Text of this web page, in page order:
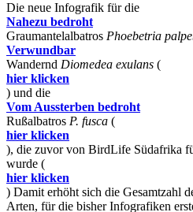
Die neue Infografik für die
Nahezu bedroht
Graumantelalbatros Phoebetria
Verwundbar
Wandernd Diomedea exulans (
hier klicken
) und die
Vom Aussterben bedroht
Rußalbatros P. fusca (
hier klicken
), die zuvor von BirdLife Südafrika
wurde (
hier klicken
) Damit erhöht sich die Gesamtzahl
Arten, für die bisher Infografiken